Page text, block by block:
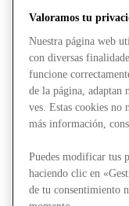
¿Qué pasa?
Valoramos tu
Nuestra página web
con diversas
funcione
de la página, adaptan
ves. Estas cookies no
más información,
Puedes modificar tus
haciendo clic en
de tu consentimiento